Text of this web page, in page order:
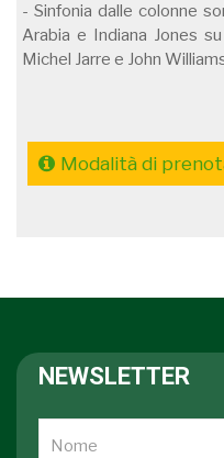
- Sinfonia dalle colonne
Arabia e Indiana Jones
Michel Jarre e John
Modalità di
NEWSLETTER